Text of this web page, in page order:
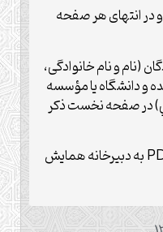
در انتهای هر صفحه
(نام و نام خانوادگی،
و دانشگاه يا مؤسسه
در صفحه نخست ذكر
هر مقاله در دو نسخه Word و PDF به دبیرخانه همایش